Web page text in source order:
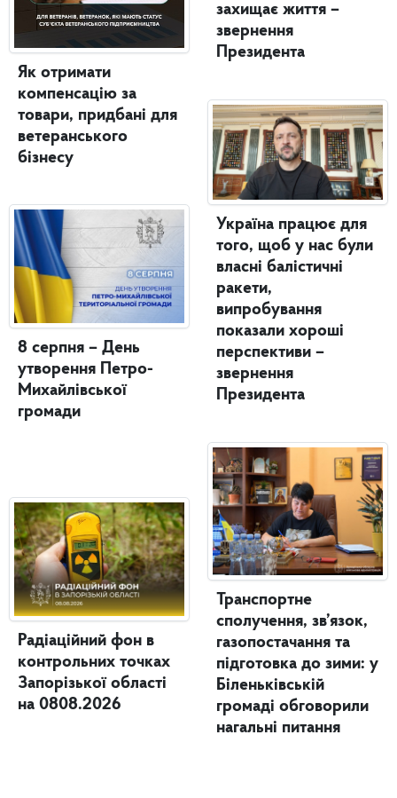
Як отримати
компенсацію за
товари, придбані для
ветеранського
бізнесу
8 серпня – День
утворення Петро-
Михайлівської
громади
Радіаційний фон в
контрольних точках
Запорізької області
на 0808.2026
захищає життя –
звернення
Президента
Україна працює для
того, щоб у нас були
власні балістичні
ракети,
випробування
показали хороші
перспективи –
звернення
Президента
Транспортне
сполучення, зв’язок,
газопостачання та
підготовка до зими: у
Біленьківській
громаді обговорили
нагальні питання